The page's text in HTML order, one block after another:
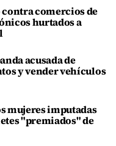
comercios de
hurtados a
acusada de
y vender vehículos
mujeres imputadas
"premiados" de